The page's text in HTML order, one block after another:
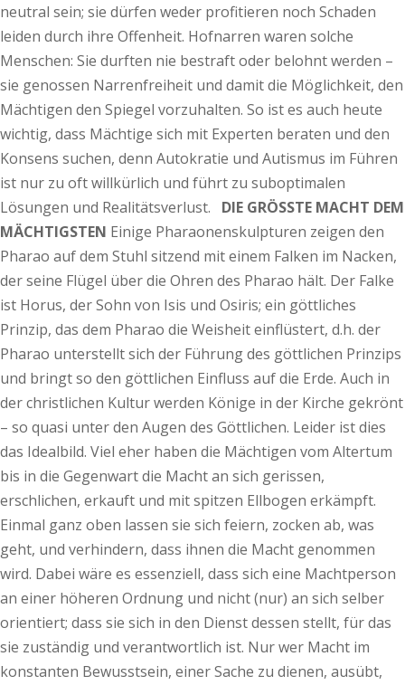
neutral sein; sie dürfen weder profitieren noch Schaden
leiden durch ihre Offenheit. Hofnarren waren solche
Menschen: Sie durften nie bestraft oder belohnt werden –
sie genossen Narrenfreiheit und damit die Möglichkeit, den
Mächtigen den Spiegel vorzuhalten. So ist es auch heute
wichtig, dass Mächtige sich mit Experten beraten und den
Konsens suchen, denn Autokratie und Autismus im Führen
ist nur zu oft willkürlich und führt zu suboptimalen
Lösungen und Realitätsverlust. DIE GRÖSSTE MACHT DEM
MÄCHTIGSTEN Einige Pharaonenskulpturen zeigen den
Pharao auf dem Stuhl sitzend mit einem Falken im Nacken,
der seine Flügel über die Ohren des Pharao hält. Der Falke
ist Horus, der Sohn von Isis und Osiris; ein göttliches
Prinzip, das dem Pharao die Weisheit einflüstert, d.h. der
Pharao unterstellt sich der Führung des göttlichen Prinzips
und bringt so den göttlichen Einfluss auf die Erde. Auch in
der christlichen Kultur werden Könige in der Kirche gekrönt
– so quasi unter den Augen des Göttlichen. Leider ist dies
das Idealbild. Viel eher haben die Mächtigen vom Altertum
bis in die Gegenwart die Macht an sich gerissen,
erschlichen, erkauft und mit spitzen Ellbogen erkämpft.
Einmal ganz oben lassen sie sich feiern, zocken ab, was
geht, und verhindern, dass ihnen die Macht genommen
wird. Dabei wäre es essenziell, dass sich eine Machtperson
an einer höheren Ordnung und nicht (nur) an sich selber
orientiert; dass sie sich in den Dienst dessen stellt, für das
sie zuständig und verantwortlich ist. Nur wer Macht im
konstanten Bewusstsein, einer Sache zu dienen, ausübt,